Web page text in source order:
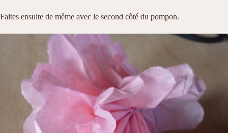
Faites ensuite de même avec le second côté du pompon.